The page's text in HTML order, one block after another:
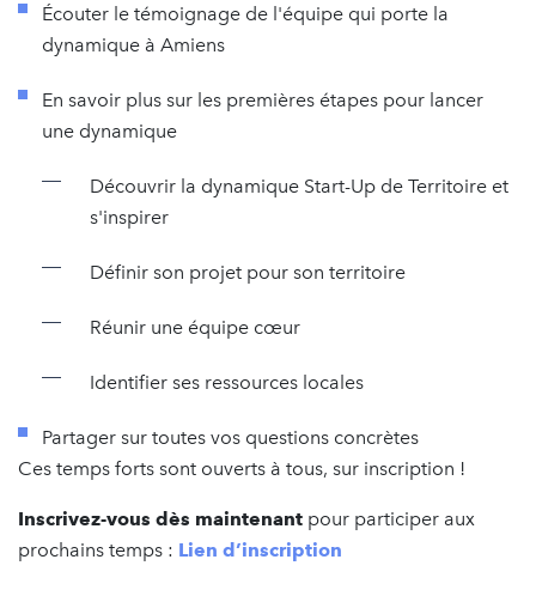
Écouter le témoignage de l'équipe qui porte la
dynamique à Amiens
En savoir plus sur les premières étapes pour lancer
une dynamique
Découvrir la dynamique Start-Up de Territoire et
s'inspirer
Définir son projet pour son territoire
Réunir une équipe cœur
Identifier ses ressources locales
Partager sur toutes vos questions concrètes
Ces temps forts sont ouverts à tous, sur inscription !
Inscrivez-vous dès maintenant pour participer aux
prochains temps : Lien d’inscription